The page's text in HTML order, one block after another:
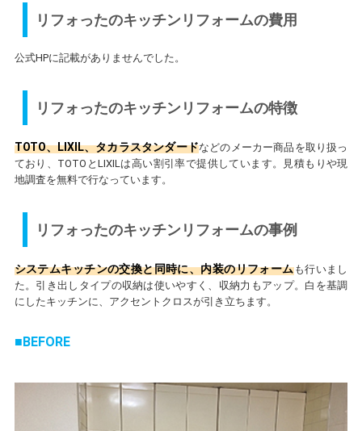
リフォったのキッチンリフォームの費用
公式HPに記載がありませんでした。
リフォったのキッチンリフォームの特徴
TOTO、LIXIL、タカラスタンダードなどのメーカー商品を取り扱っ
ており、TOTOとLIXILは高い割引率で提供しています。見積もりや現
地調査を無料で行なっています。
リフォったのキッチンリフォームの事例
システムキッチンの交換と同時に、内装のリフォームも行いまし
た。引き出しタイプの収納は使いやすく、収納力もアップ。白を基調
にしたキッチンに、アクセントクロスが引き立ちます。
BEFORE